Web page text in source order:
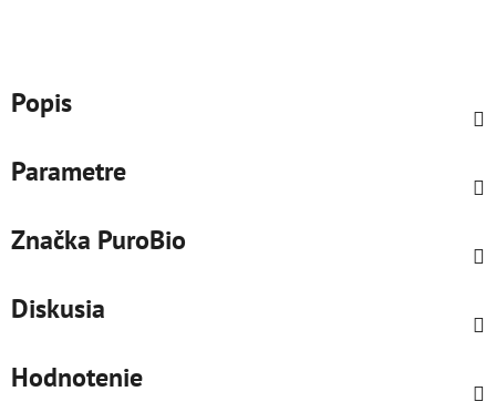
Popis
Parametre
Značka PuroBio
Diskusia
Hodnotenie